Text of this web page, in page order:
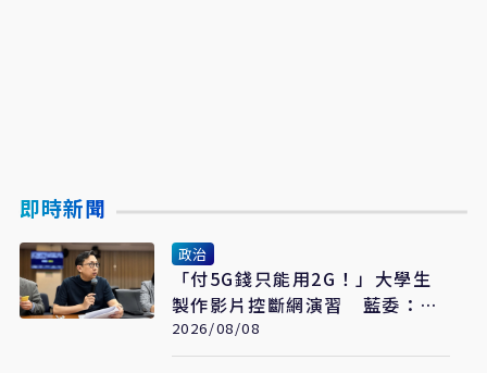
即時新聞
政治
「付5G錢只能用2G！」大學生
製作影片控斷網演習 藍委：拒
絕假國安假警報
2026/08/08